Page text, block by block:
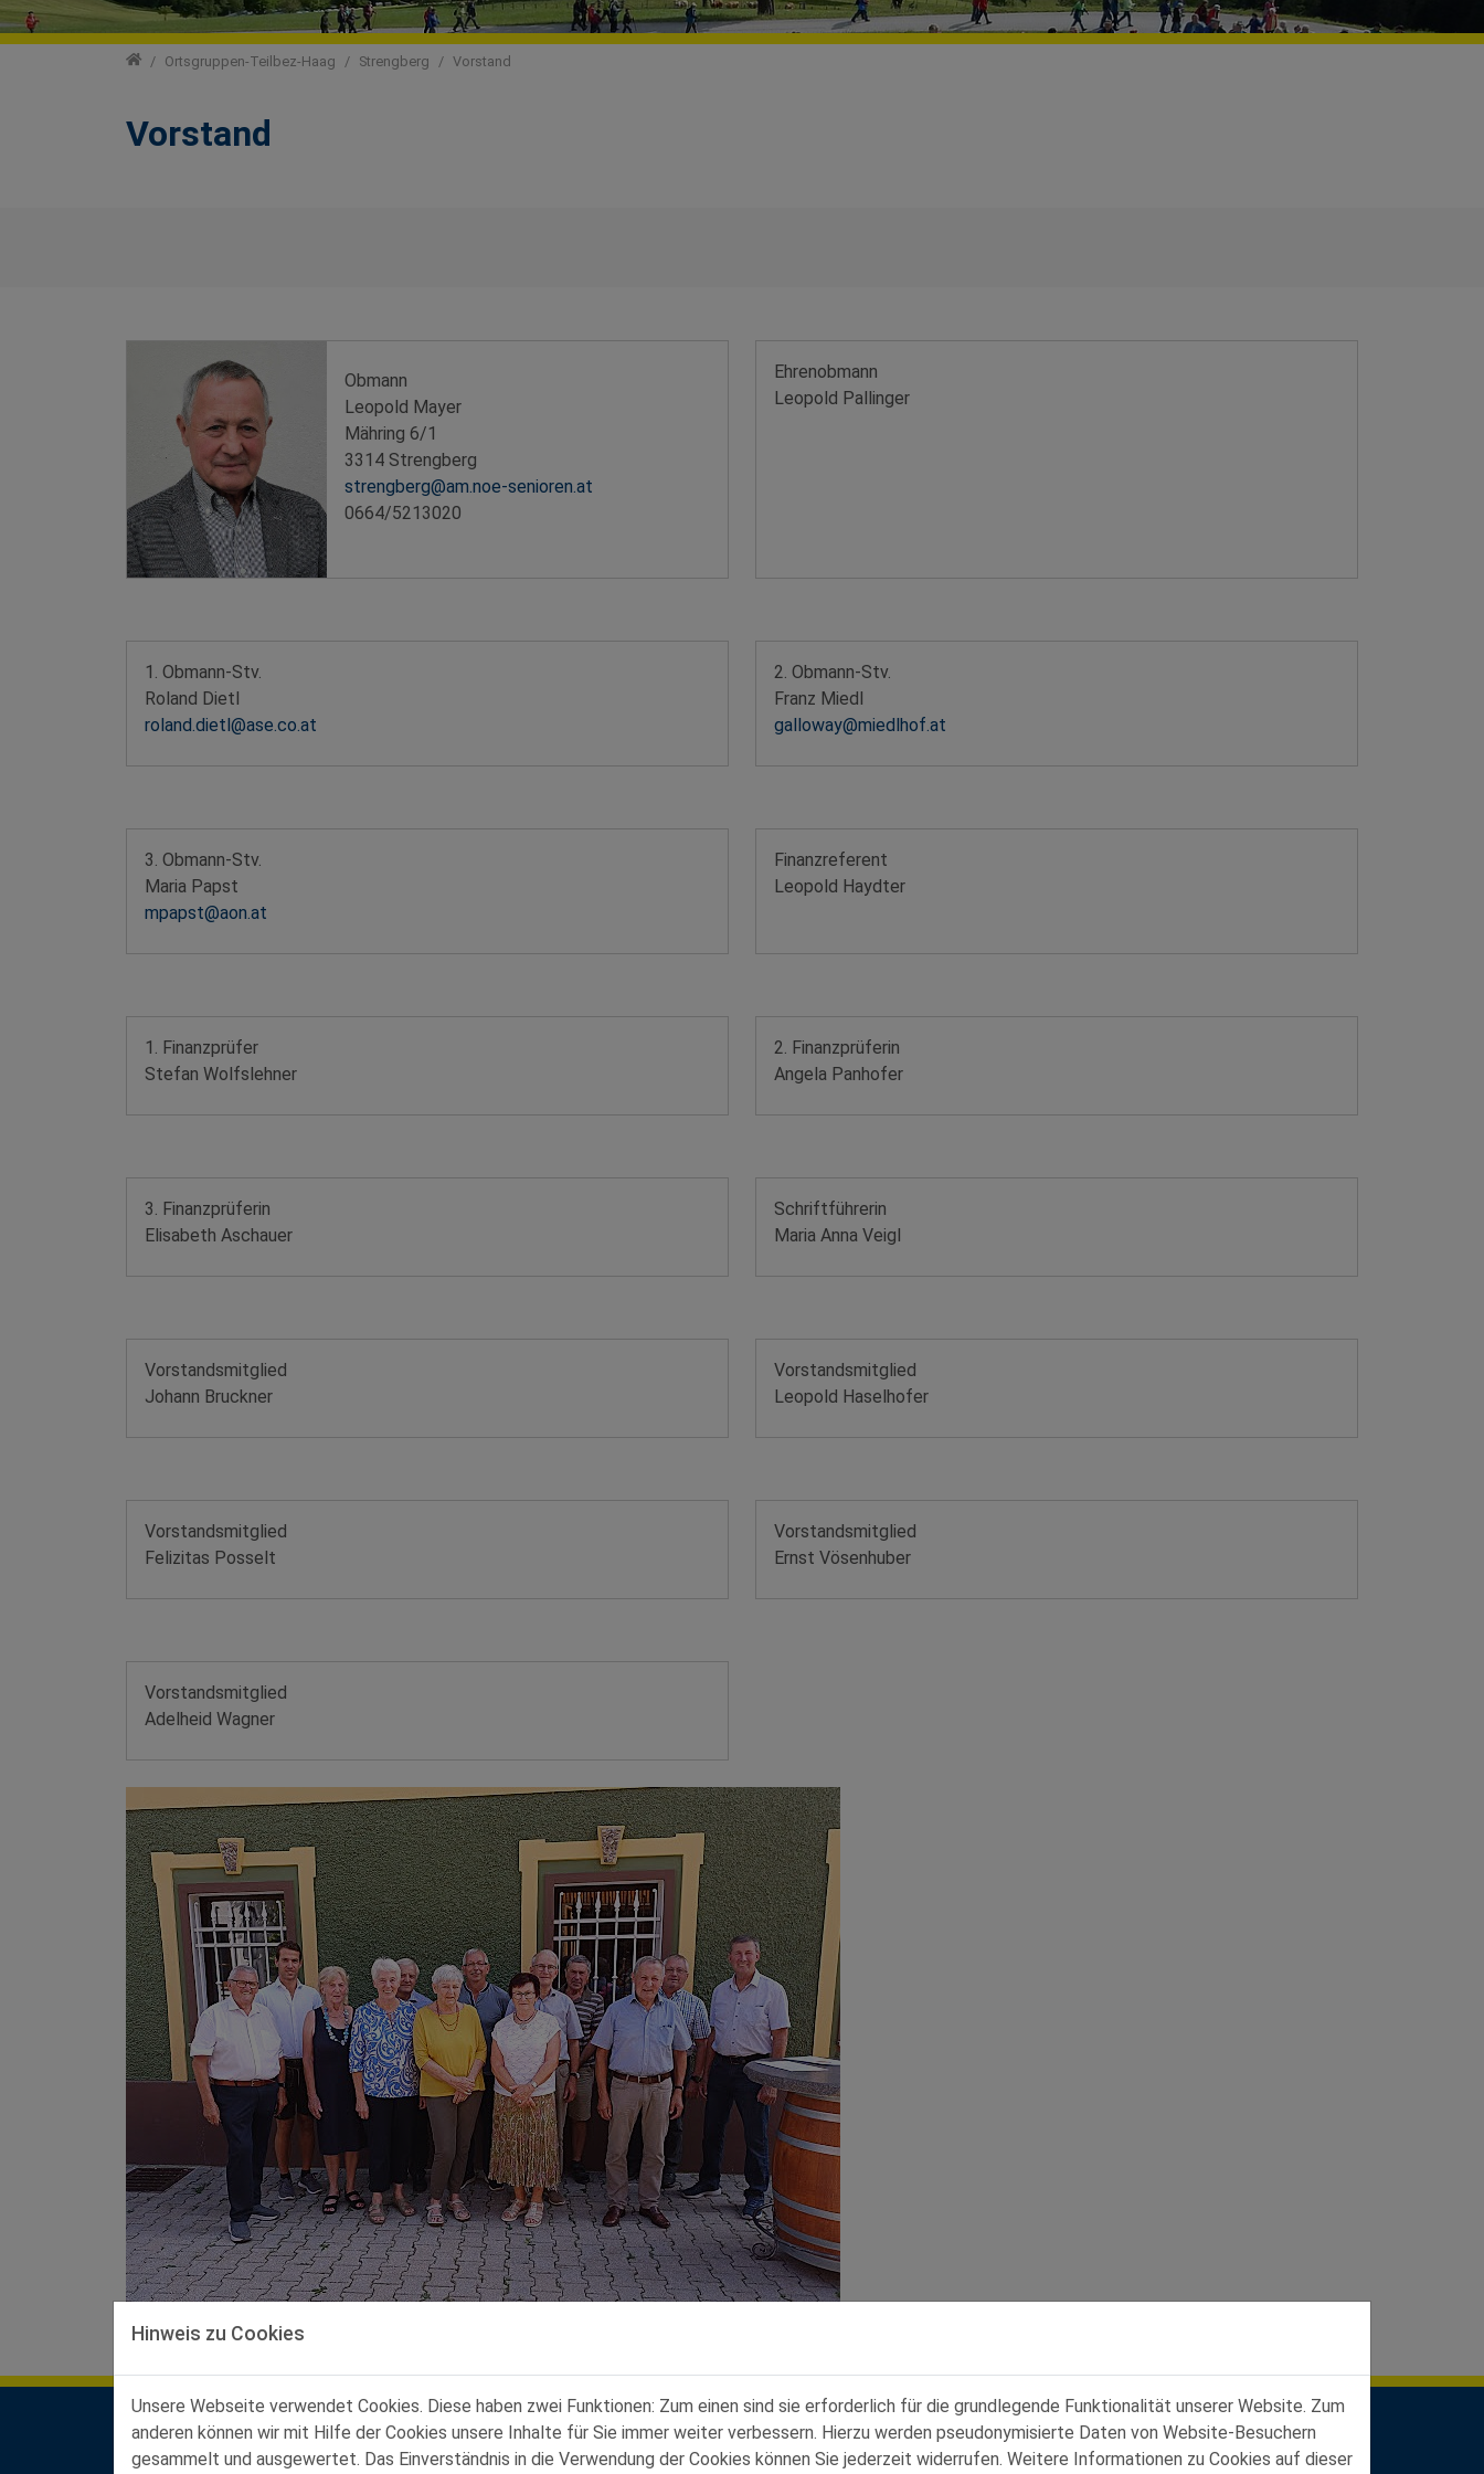
Ortsgruppen
Ortsgruppen-Teilbez-Haag Strengberg Vorstand
Vorstand
Obmann
Leopold Mayer
Mähring 6/1
3314 Strengberg
strengberg@am.noe-senioren.at
0664/5213020
Ehrenobmann
Leopold Pallinger
1. Obmann-Stv.
Roland Dietl
roland.dietl@ase.co.at
2. Obmann-Stv.
Franz Miedl
galloway@miedlhof.at
3. Obmann-Stv.
Maria Papst
mpapst@aon.at
Finanzreferent
Leopold Haydter
1. Finanzprüfer
Stefan Wolfslehner
2. Finanzprüferin
Angela Panhofer
3. Finanzprüferin
Elisabeth Aschauer
Schriftführerin
Maria Anna Veigl
Vorstandsmitglied
Johann Bruckner
Vorstandsmitglied
Leopold Haselhofer
Vorstandsmitglied
Felizitas Posselt
Vorstandsmitglied
Ernst Vösenhuber
Vorstandsmitglied
Adelheid Wagner
Kontakt Landesgeschäftsstelle
Ferstlergasse 4/3, 3100 St. Pölten
Hinweis zu Cookies
Unsere Webseite verwendet Cookies. Diese haben zwei Funktionen: Zum einen sind sie erforderlich für die grundlegende Funktionalität unserer Website. Zum
anderen können wir mit Hilfe der Cookies unsere Inhalte für Sie immer weiter verbessern. Hierzu werden pseudonymisierte Daten von Website-Besuchern
gesammelt und ausgewertet. Das Einverständnis in die Verwendung der Cookies können Sie jederzeit widerrufen. Weitere Informationen zu Cookies auf dieser